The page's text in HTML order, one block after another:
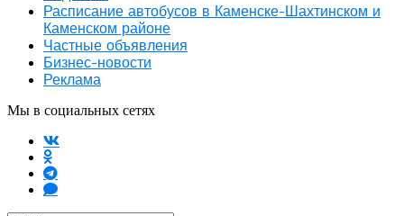
Расписание автобусов в Каменске-Шахтинском и
Каменском районе
Частные объявления
Бизнес-новости
Реклама
Мы в социальных сетях